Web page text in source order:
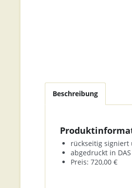
Beschreibung
rückseitig
abgedruckt in DAS
Preis: 720,00 €